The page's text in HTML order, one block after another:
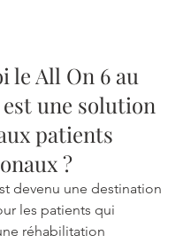
une solution
patients
?
devenu une destination
les patients qui
réhabilitation